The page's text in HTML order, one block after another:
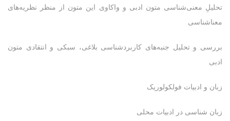
تحلیلِ معنی‌شناسی متون ادبی و واکاوی این متون از منظر نظریه‌های
معناشناسی
بررسی و تحلیل جنبه‌های کاربردشناسی بلاغی، سبکی و انتقادی متون
ادبی
زبان و ادبیات فولکولوریک
زبان شناسی در ادبیات محلی